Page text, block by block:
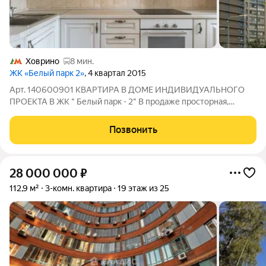
Ховрино
8 мин.
ЖК «Белый парк 2», 4 квартал 2015
Арт. 140600901 КВАРТИРА В ДОМЕ ИНДИВИДУАЛЬНОГО
ПРОЕКТА В ЖК " Белый парк - 2" В продаже просторная,
Беломорская в современном монолитном доме 2015 года
постройки! Отличный вариант для
Позвонить
28 000 000 ₽
112,9 м² 3-комн. квартира 19 этаж из 25